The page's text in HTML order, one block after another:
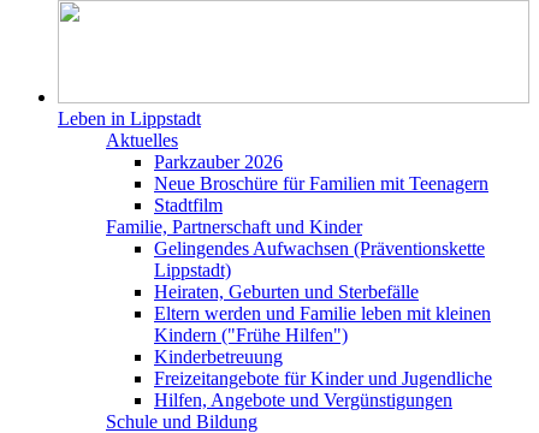
Leben in Lippstadt
Aktuelles
Parkzauber 2026
Neue Broschüre für Familien mit Teenagern
Stadtfilm
Familie, Partnerschaft und Kinder
Gelingendes Aufwachsen (Präventionskette
Lippstadt)
Heiraten, Geburten und Sterbefälle
Eltern werden und Familie leben mit kleinen
Kindern ("Frühe Hilfen")
Kinderbetreuung
Freizeitangebote für Kinder und Jugendliche
Hilfen, Angebote und Vergünstigungen
Schule und Bildung